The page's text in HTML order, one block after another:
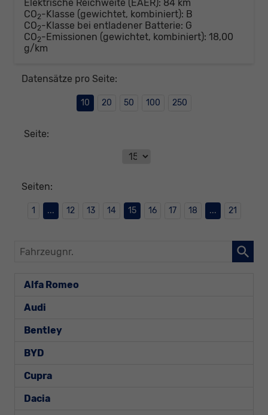
Elektrische Reichweite (EAER): 84 km
CO2-Klasse (gewichtet, kombiniert): B
CO2-Klasse bei entladener Batterie: G
CO2-Emissionen (gewichtet, kombiniert): 18,00
g/km
Datensätze pro Seite:
10 20 50 100 250
Seite:
Seiten:
1 ... 12 13 14 15 16 17 18 ... 21
Fahrzeugnr.
Alfa Romeo
Audi
Bentley
BYD
Cupra
Dacia